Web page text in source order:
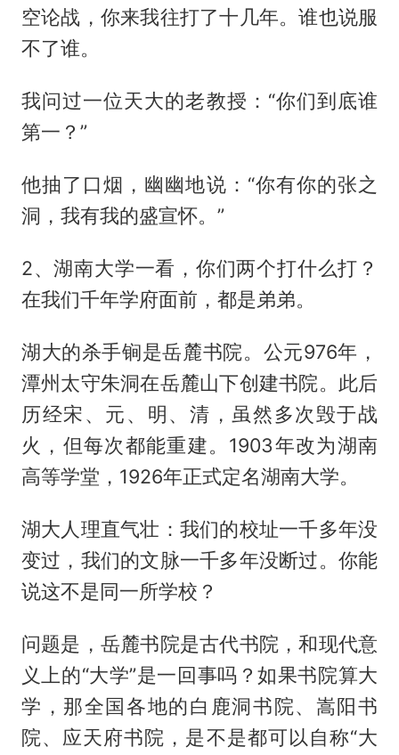
空论战，你来我往打了十几年。谁也说服
不了谁。
我问过一位天大的老教授：“你们到底谁
第一？”
他抽了口烟，幽幽地说：“你有你的张之
洞，我有我的盛宣怀。”
2、湖南大学一看，你们两个打什么打？
在我们千年学府面前，都是弟弟。
湖大的杀手锏是岳麓书院。公元976年，
潭州太守朱洞在岳麓山下创建书院。此后
历经宋、元、明、清，虽然多次毁于战
火，但每次都能重建。1903年改为湖南
高等学堂，1926年正式定名湖南大学。
湖大人理直气壮：我们的校址一千多年没
变过，我们的文脉一千多年没断过。你能
说这不是同一所学校？
问题是，岳麓书院是古代书院，和现代意
义上的“大学”是一回事吗？如果书院算大
学，那全国各地的白鹿洞书院、嵩阳书
院、应天府书院，是不是都可以自称“大